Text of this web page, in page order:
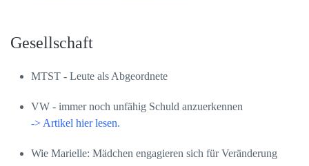
Gesellschaft
MTST - Leute als Abgeordnete
VW - immer noch unfähig Schuld anzuerkennen
-> Artikel hier lesen.
Wie Marielle: Mädchen engagieren sich für Veränderung